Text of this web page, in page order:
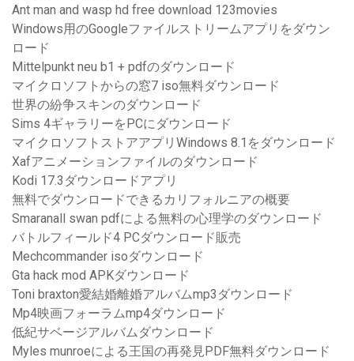
Ant man and wasp hd free download 123movies
Windows用のGoogleファイルストリームアプリをダウン
ロード
Mittelpunkt neu b1 + pdfのダウンロード
マイクロソフトからの窓7 iso無料ダウンロード
世界の紛争スキンのダウンロード
Sims 4ギャラリーをPCにダウンロード
マイクロソフトストアアプリWindows 8.1をダウンロード
Xafアニメーションファイルのダウンロード
Kodi 17.3ダウンロードアプリ
無料でダウンロードできるカリフォルニアの概要
Smaranall swan pdfによる無料の心理学のダウンロード
バトルフィールド4 PCダウンロード販売
Mechcommander isoダウンロード
Gta hack mod APKダウンロード
Toni braxton愛結婚離婚アルバムmp3ダウンロード
Mp4映画フォーラムmp4ダウンロード
低紀サベージアルバムダウンロード
Myles munroeによる王国の再発見PDF無料ダウンロード